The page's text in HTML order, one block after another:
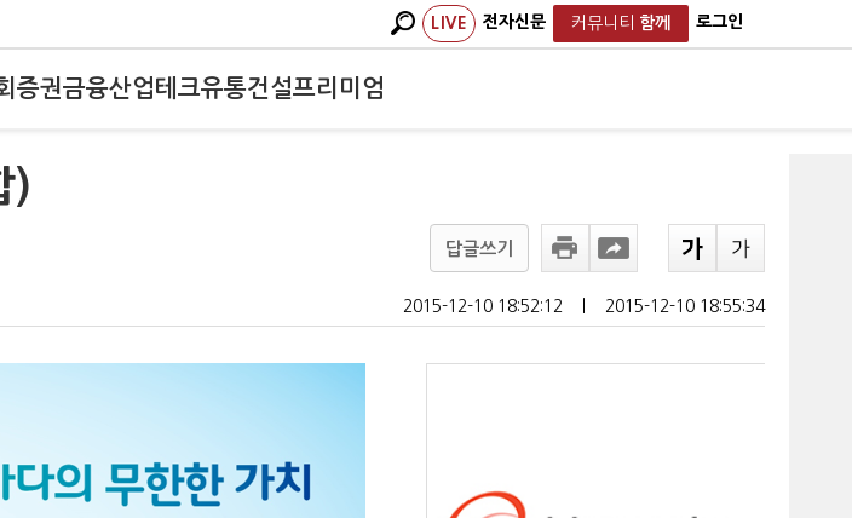
LIVE 전자신문 커뮤니티 함께 로그인
증권금융산업테크유통건설프리미엄
)
답글쓰기
2015-12-10 18:52:12 2015-12-10 18:55:34